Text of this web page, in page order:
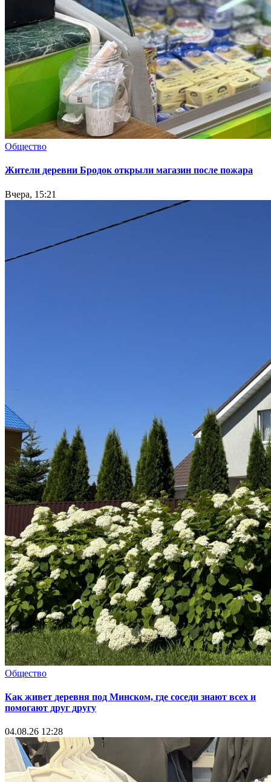
Общество
Жители деревни Бродок открыли магазин после пожара
Вчера, 15:21
Общество
Как живет деревня под Минском, где соседи знают всех и
помогают друг другу
04.08.26 12:28